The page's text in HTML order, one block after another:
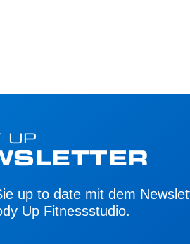
UP
up to date mit dem
Up Fitnessstudio.